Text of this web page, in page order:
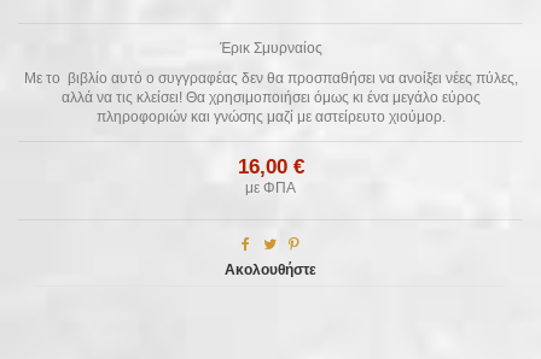
Έρικ Σμυρναίος
Με το βιβλίο αυτό ο συγγραφέας δεν θα προσπαθήσει να ανοίξει νέες πύλες,
αλλά να τις κλείσει! Θα χρησιμοποιήσει όμως κι ένα μεγάλο εύρος
πληροφοριών και γνώσης μαζί με αστείρευτο χιούμορ.
16,00 €
με ΦΠΑ
Ακολουθήστε